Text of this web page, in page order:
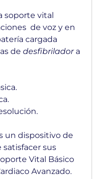
soporte vital
de voz y en
cargada
de desfibriladora
un dispositivo de
satisfacer sus
Vital Básico
Avanzado.